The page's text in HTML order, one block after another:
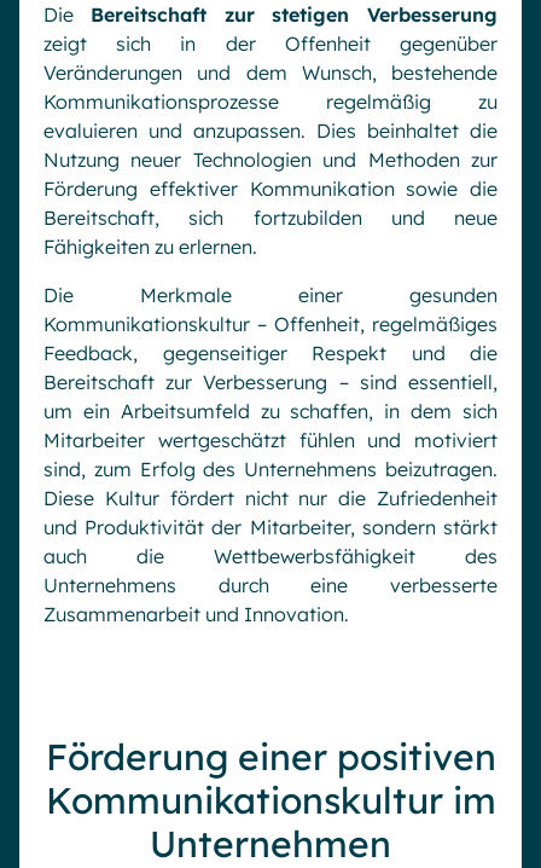
Die Bereitschaft zur stetigen Verbesserung
zeigt sich in der Offenheit gegenüber
Veränderungen und dem Wunsch, bestehende
Kommunikationsprozesse regelmäßig zu
evaluieren und anzupassen. Dies beinhaltet die
Nutzung neuer Technologien und Methoden zur
Förderung effektiver Kommunikation sowie die
Bereitschaft, sich fortzubilden und neue
Fähigkeiten zu erlernen.
Die Merkmale einer gesunden
Kommunikationskultur – Offenheit, regelmäßiges
Feedback, gegenseitiger Respekt und die
Bereitschaft zur Verbesserung – sind essentiell,
um ein Arbeitsumfeld zu schaffen, in dem sich
Mitarbeiter wertgeschätzt fühlen und motiviert
sind, zum Erfolg des Unternehmens beizutragen.
Diese Kultur fördert nicht nur die Zufriedenheit
und Produktivität der Mitarbeiter, sondern stärkt
auch die Wettbewerbsfähigkeit des
Unternehmens durch eine verbesserte
Zusammenarbeit und Innovation.
Förderung einer positiven
Kommunikationskultur im
Unternehmen